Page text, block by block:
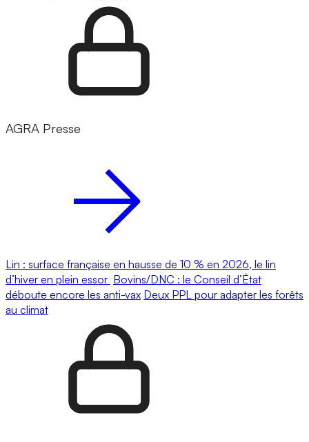
AGRA Presse
Lin : surface française en hausse de 10 % en 2026, le lin
d’hiver en plein essor Bovins/DNC : le Conseil d’État
déboute encore les anti-vax Deux PPL pour adapter les forêts
au climat